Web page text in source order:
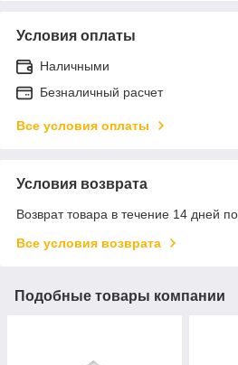
Условия оплаты
Наличными
Безналичный расчет
Все условия оплаты
Условия возврата
Возврат товара в течение 14 дней
Все условия возврата
Подобные товары компании